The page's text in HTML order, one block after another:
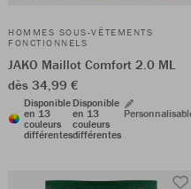
HOMMES SOUS-VÊTEMENTS
FONCTIONNELS
JAKO Maillot Comfort 2.0 ML
dès 34,99 €
Disponible
en 13
couleurs
différentes
Disponible
en 13
couleurs
différentes